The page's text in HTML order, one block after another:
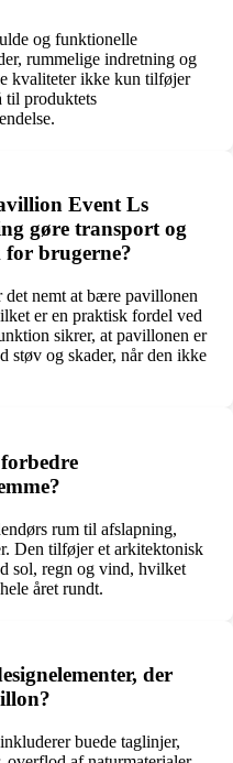
og funktionelle
rummelige indretning og
kvaliteter ikke kun tilføjer
til produktets
Event Ls
gøre transport og
brugerne?
nemt at bære pavillonen
er en praktisk fordel ved
sikrer, at pavillonen er
støv og skader, når den ikke
rum til afslapning,
Den tilføjer et arkitektonisk
sol, regn og vind, hvilket
året rundt.
der
buede taglinjer,